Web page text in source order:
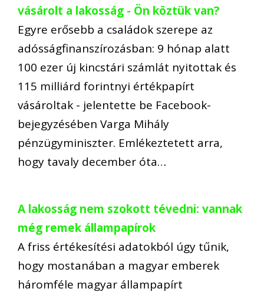
vásárolt a lakosság - Ön köztük van?
Egyre erősebb a családok szerepe az
adósságfinanszírozásban: 9 hónap alatt
100 ezer új kincstári számlát nyitottak és
115 milliárd forintnyi értékpapírt
vásároltak - jelentette be Facebook-
bejegyzésében Varga Mihály
pénzügyminiszter. Emlékeztetett arra,
hogy tavaly december óta…
A lakosság nem szokott tévedni: vannak
még remek állampapírok
A friss értékesítési adatokból úgy tűnik,
hogy mostanában a magyar emberek
háromféle magyar állampapírt